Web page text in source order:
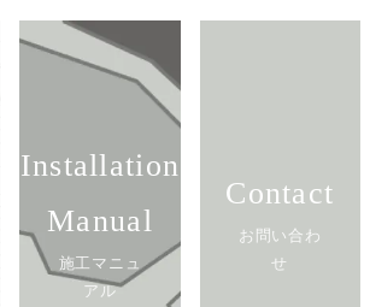
Installation
Manual
施工マニュ
アル
Contact
お問い合わ
せ